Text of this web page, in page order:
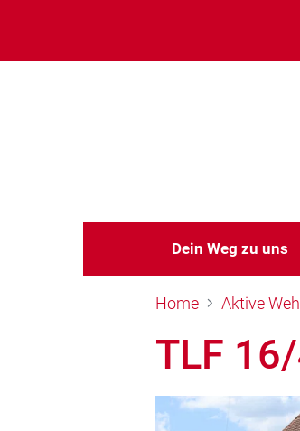
Dein Weg zu uns
Home Aktive
TLF